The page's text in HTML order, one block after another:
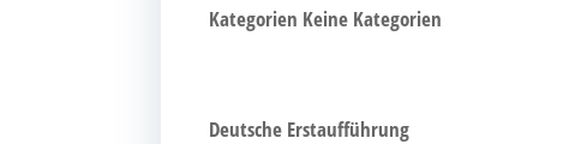
Kate­go­rien Kei­ne Kategorien
Deut­sche Erstaufführung